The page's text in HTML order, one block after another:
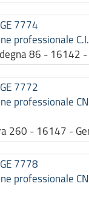
7774
professionale
86 - 16142 -
7772
professionale
260 - 16147 -
7778
professionale